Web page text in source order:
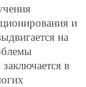
и
на
в